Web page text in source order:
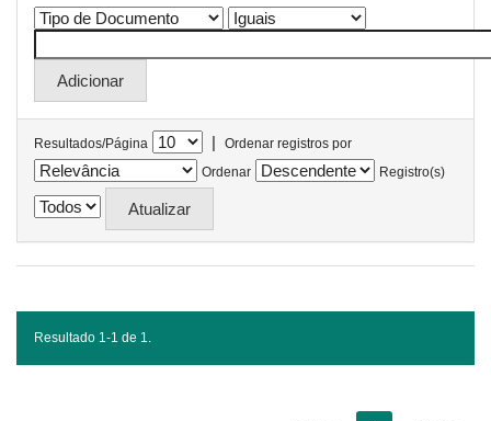
Resultados/Página |
Ordenar registros por
Ordenar
Registro(s)
Resultado 1-1 de 1.